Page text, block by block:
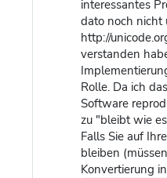
interessantes
dato noch nicht
http://
verstanden
Rolle. Da ich
Software
zu "bleibt wie
Falls Sie auf
bleiben
Konvertierung